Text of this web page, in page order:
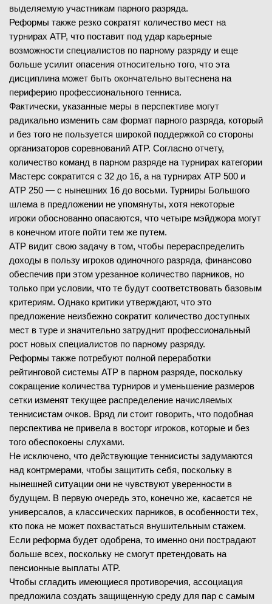
выделяемую участникам парного разряда.
Реформы также резко сократят количество мест на
турнирах ATP, что поставит под удар карьерные
возможности специалистов по парному разряду и еще
больше усилит опасения относительно того, что эта
дисциплина может быть окончательно вытеснена на
периферию профессионального тенниса.
Фактически, указанные меры в перспективе могут
радикально изменить сам формат парного разряда, который
и без того не пользуется широкой поддержкой со стороны
организаторов соревнований ATP. Согласно отчету,
количество команд в парном разряде на турнирах категории
Мастерс сократится с 32 до 16, а на турнирах ATP 500 и
ATP 250 — с нынешних 16 до восьми. Турниры Большого
шлема в предложении не упомянуты, хотя некоторые
игроки обоснованно опасаются, что четыре мэйджора могут
в конечном итоге пойти тем же путем.
ATP видит свою задачу в том, чтобы перераспределить
доходы в пользу игроков одиночного разряда, финансово
обеспечив при этом урезанное количество парников, но
только при условии, что те будут соответствовать базовым
критериям. Однако критики утверждают, что это
предложение неизбежно сократит количество доступных
мест в туре и значительно затруднит профессиональный
рост новых специалистов по парному разряду.
Реформы также потребуют полной переработки
рейтинговой системы ATP в парном разряде, поскольку
сокращение количества турниров и уменьшение размеров
сетки изменят текущее распределение начисляемых
теннисистам очков. Вряд ли стоит говорить, что подобная
перспектива не привела в восторг игроков, которые и без
того обеспокоены слухами.
Не исключено, что действующие теннисисты задумаются
над контрмерами, чтобы защитить себя, поскольку в
нынешней ситуации они не чувствуют уверенности в
будущем. В первую очередь это, конечно же, касается не
универсалов, а классических парников, в особенности тех,
кто пока не может похвастаться внушительным стажем.
Если реформа будет одобрена, то именно они пострадают
больше всех, поскольку не смогут претендовать на
пенсионные выплаты ATP.
Чтобы сгладить имеющиеся противоречия, ассоциация
предложила создать защищенную среду для пар с самым